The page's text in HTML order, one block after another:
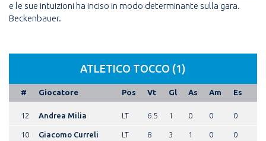
e le sue intuizioni ha inciso in modo determinante sulla gara.
Beckenbauer.
ATLETICO TOCCO (1)
# Giocatore Pos Vt Gl As Am Es
12 Andrea Milia LT 6.5 1 0 0 0
10 Giacomo Curreli LT 8 3 1 0 0